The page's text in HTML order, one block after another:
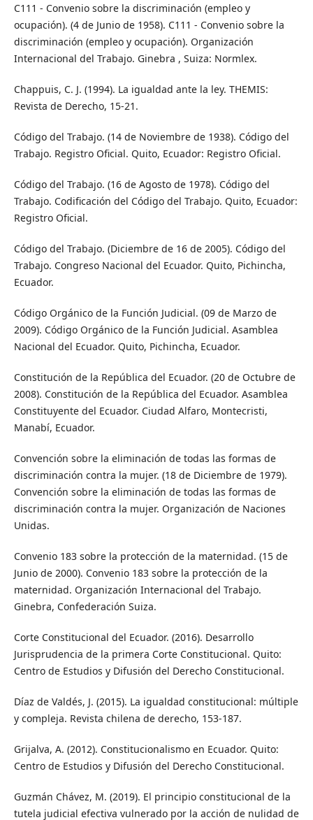
C111 - Convenio sobre la discriminación (empleo y
ocupación). (4 de Junio de 1958). C111 - Convenio sobre la
discriminación (empleo y ocupación). Organización
Internacional del Trabajo. Ginebra , Suiza: Normlex.
Chappuis, C. J. (1994). La igualdad ante la ley. THEMIS:
Revista de Derecho, 15-21.
Código del Trabajo. (14 de Noviembre de 1938). Código del
Trabajo. Registro Oficial. Quito, Ecuador: Registro Oficial.
Código del Trabajo. (16 de Agosto de 1978). Código del
Trabajo. Codificación del Código del Trabajo. Quito, Ecuador:
Registro Oficial.
Código del Trabajo. (Diciembre de 16 de 2005). Código del
Trabajo. Congreso Nacional del Ecuador. Quito, Pichincha,
Ecuador.
Código Orgánico de la Función Judicial. (09 de Marzo de
2009). Código Orgánico de la Función Judicial. Asamblea
Nacional del Ecuador. Quito, Pichincha, Ecuador.
Constitución de la República del Ecuador. (20 de Octubre de
2008). Constitución de la República del Ecuador. Asamblea
Constituyente del Ecuador. Ciudad Alfaro, Montecristi,
Manabí, Ecuador.
Convención sobre la eliminación de todas las formas de
discriminación contra la mujer. (18 de Diciembre de 1979).
Convención sobre la eliminación de todas las formas de
discriminación contra la mujer. Organización de Naciones
Unidas.
Convenio 183 sobre la protección de la maternidad. (15 de
Junio de 2000). Convenio 183 sobre la protección de la
maternidad. Organización Internacional del Trabajo.
Ginebra, Confederación Suiza.
Corte Constitucional del Ecuador. (2016). Desarrollo
Jurisprudencia de la primera Corte Constitucional. Quito:
Centro de Estudios y Difusión del Derecho Constitucional.
Díaz de Valdés, J. (2015). La igualdad constitucional: múltiple
y compleja. Revista chilena de derecho, 153-187.
Grijalva, A. (2012). Constitucionalismo en Ecuador. Quito:
Centro de Estudios y Difusión del Derecho Constitucional.
Guzmán Chávez, M. (2019). El principio constitucional de la
tutela judicial efectiva vulnerado por la acción de nulidad de